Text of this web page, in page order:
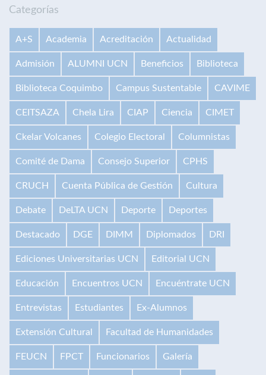
Categorías
A+S Academia Acreditación Actualidad
Admisión ALUMNI UCN Beneficios Biblioteca
Biblioteca Coquimbo Campus Sustentable CAVIME
CEITSAZA Chela Lira CIAP Ciencia CIMET
Ckelar Volcanes Colegio Electoral Columnistas
Comité de Dama Consejo Superior CPHS
CRUCH Cuenta Pública de Gestión Cultura
Debate DeLTA UCN Deporte Deportes
Destacado DGE DIMM Diplomados DRI
Ediciones Universitarias UCN Editorial UCN
Educación Encuentros UCN Encuéntrate UCN
Entrevistas Estudiantes Ex-Alumnos
Extensión Cultural Facultad de Humanidades
FEUCN FPCT Funcionarios Galería